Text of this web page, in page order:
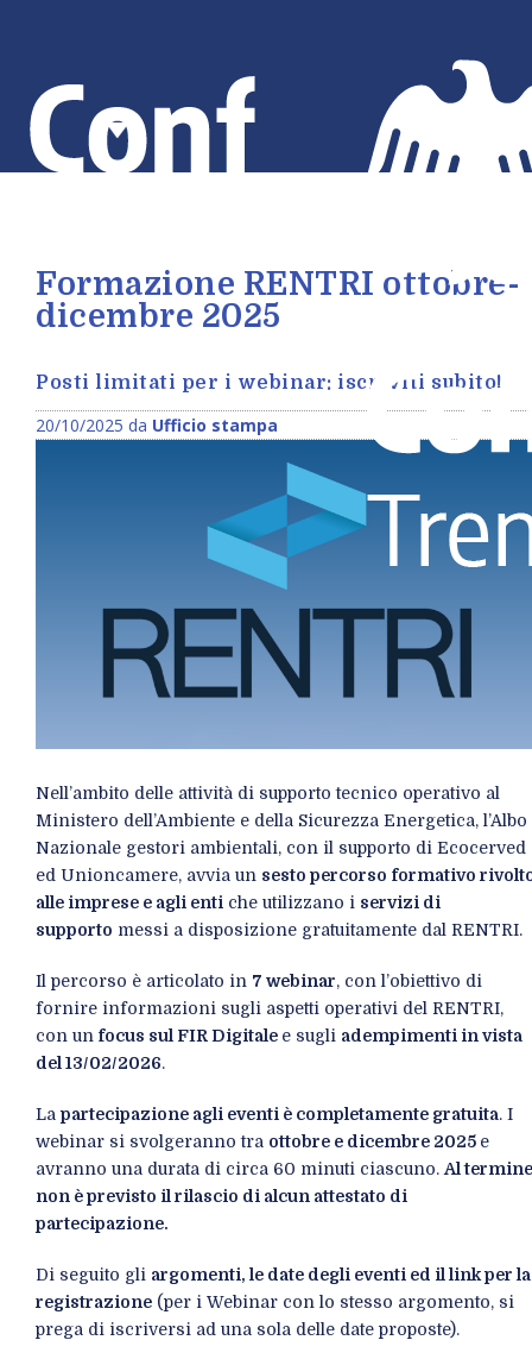
principale
Formazione RENTRI ottobre-
dicembre 2025
Posti limitati per i webinar: iscriviti subito!
20/10/2025 da Ufficio stampa
Nell’ambito delle attività di supporto tecnico operativo al
Ministero dell’Ambiente e della Sicurezza Energetica, l’Albo
Nazionale gestori ambientali, con il supporto di Ecocerved
ed Unioncamere, avvia un sesto percorso formativo
alle imprese e agli enti che utilizzano i servizi di
supporto messi a disposizione gratuitamente dal RENTRI.
Il percorso è articolato in 7 webinar, con l’obiettivo di
fornire informazioni sugli aspetti operativi del RENTRI,
con un focus sul FIR Digitale e sugli adempimenti in vista
del 13/02/2026.
La partecipazione agli eventi è completamente gratuita. I
webinar si svolgeranno tra ottobre e dicembre 2025 e
avranno una durata di circa 60 minuti ciascuno.Al termine
non è previsto il rilascio di alcun attestato di
partecipazione.
Di seguito gli argomenti, le date degli eventi ed il link per la
registrazione (per i Webinar con lo stesso argomento, si
prega di iscriversi ad una sola delle date proposte).